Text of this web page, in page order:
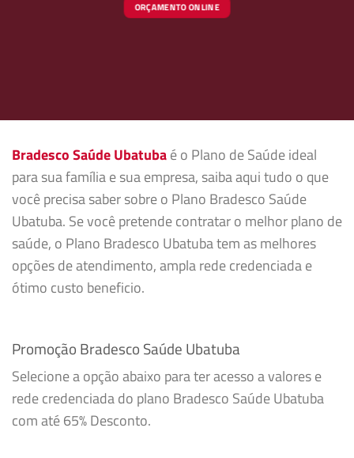
ORÇAMENTO ONLINE
Bradesco Saúde Ubatubaé o Plano de Saúde ideal
para sua família e sua empresa, saiba aqui tudo o que
você precisa saber sobre o Plano Bradesco Saúde
Ubatuba. Se você pretende contratar o melhor plano de
saúde, o Plano Bradesco Ubatuba tem as melhores
opções de atendimento, ampla rede credenciada e
ótimo custo beneficio.
Promoção Bradesco Saúde Ubatuba
Selecione a opção abaixo para ter acesso a valores e
rede credenciada do plano Bradesco Saúde Ubatuba
com até 65% Desconto.